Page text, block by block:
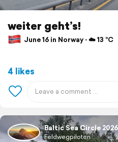
weiter geht’s!
June 16 in Norway ⋅ ☁️ 13 °C
4 likes
Baltic Sea Circle 2026
Feldwegpiloten